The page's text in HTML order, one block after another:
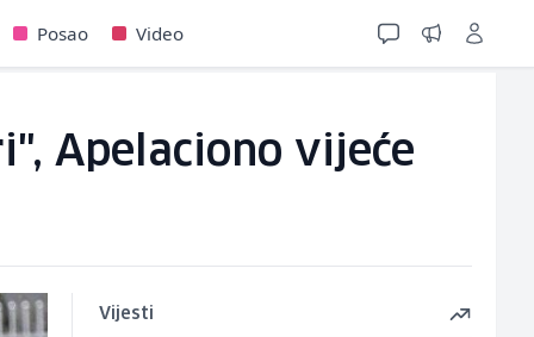
Posao Video
Apelaciono vijeće
Vijesti